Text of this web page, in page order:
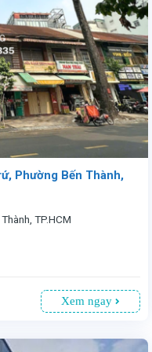
Phường Bến Thành,
TP.HCM
Xem ngay